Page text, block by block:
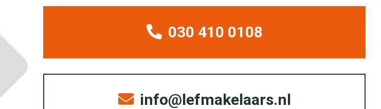
030 410 0108
info@lefmakelaars.nl